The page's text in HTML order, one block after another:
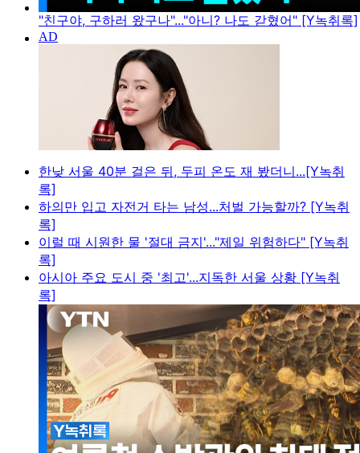
"친구야, 구하러 왔구나"..."아니? 나도 갇혔어" [Y녹취록]
한낮 서울 40분 걸은 뒤, 두피 온도 재 봤더니...[Y녹취
록]
하의만 입고 자전거 타는 남성...처벌 가능할까? [Y녹취
록]
이럴 때 시원한 물 '절대 금지'..."제일 위험하다" [Y녹취
록]
아시아 주요 도시 중 '최고'...지독한 서울 상황 [Y녹취
록]